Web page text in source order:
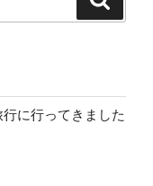
に行ってきました